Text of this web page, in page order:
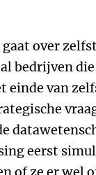
over
bedrijven
einde van
eerst